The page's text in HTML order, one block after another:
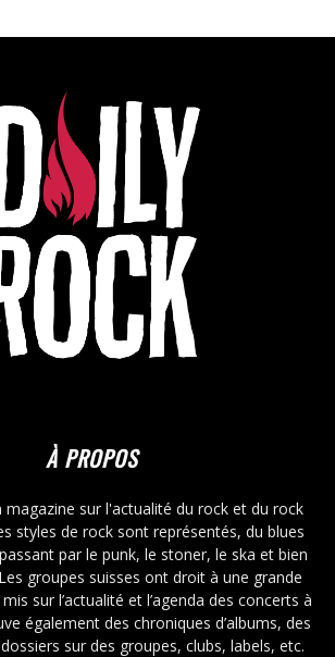
À PROPOS
magazine sur l'actualité du rock et du rock
styles de rock sont représentés, du blues
par le punk, le stoner, le ska et bien
groupes suisses ont droit à une grande
sur l’actualité et l’agenda des concerts à
également des chroniques d’albums, des
sur des groupes, clubs, labels, etc.